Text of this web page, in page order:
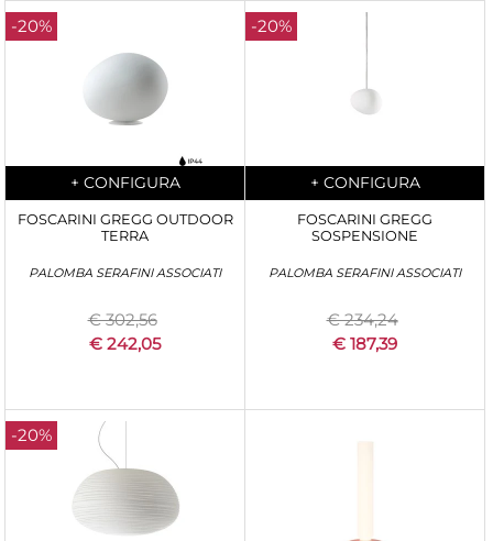
-20%
Quantità
+ CONFIGURA
FOSCARINI GREGG OUTDOOR
TERRA
PALOMBA SERAFINI ASSOCIATI
€ 302,56
€ 242,05
-20%
Quantità
+ CONFIGURA
FOSCARINI GREGG
SOSPENSIONE
PALOMBA SERAFINI ASSOCIATI
€ 234,24
€ 187,39
-20%